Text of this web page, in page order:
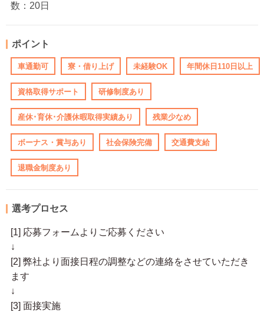
数：20日
ポイント
車通勤可 寮・借り上げ 未経験OK 年間休日110日以上
資格取得サポート 研修制度あり
産休･育休･介護休暇取得実績あり 残業少なめ
ボーナス・賞与あり 社会保険完備 交通費支給
退職金制度あり
選考プロセス
[1] 応募フォームよりご応募ください
↓
[2] 弊社より面接日程の調整などの連絡をさせていただき
ます
↓
[3] 面接実施